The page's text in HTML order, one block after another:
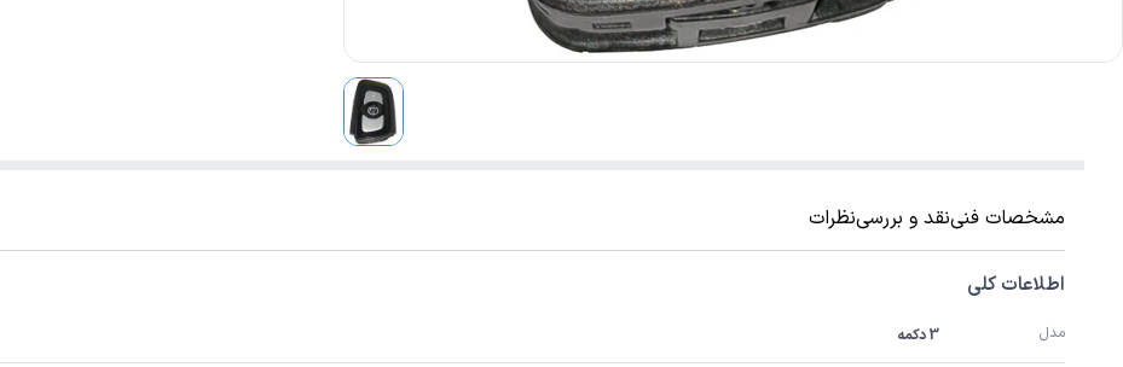
مشخصات فنینقد و بررسینظرات
اطلاعات کلی
مدل 3 دکمه